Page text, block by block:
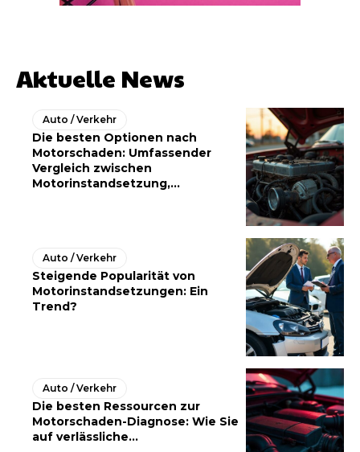
Aktuelle News
Auto / Verkehr
Die besten Optionen nach
Motorschaden: Umfassender
Vergleich zwischen
Motorinstandsetzung,...
Auto / Verkehr
Steigende Popularität von
Motorinstandsetzungen: Ein
Trend?
Auto / Verkehr
Die besten Ressourcen zur
Motorschaden-Diagnose: Wie Sie
auf verlässliche...